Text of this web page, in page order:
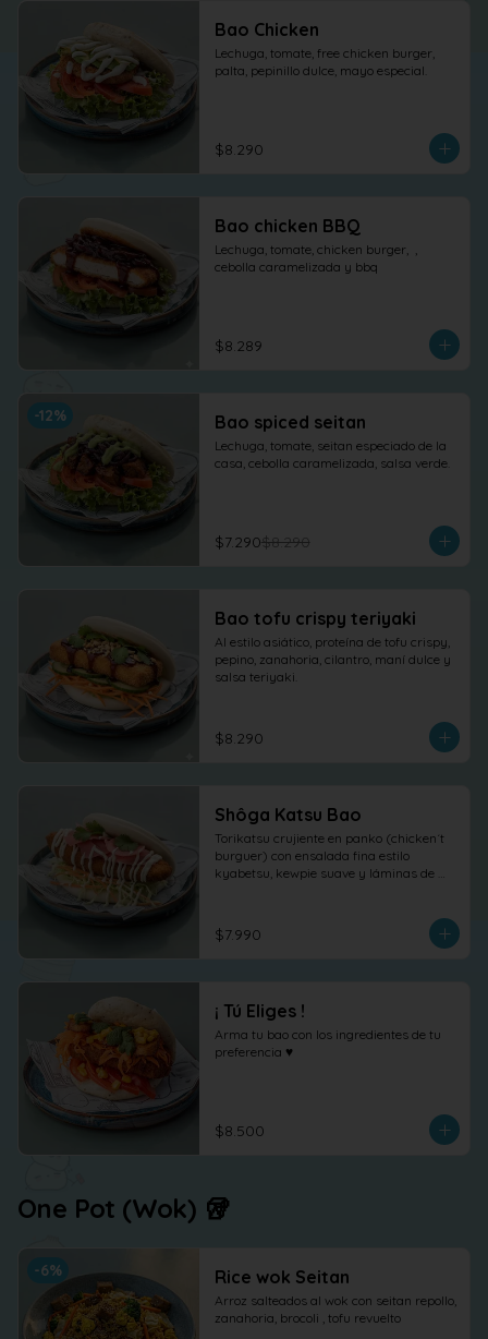
Bao Chicken
Lechuga, tomate, free chicken burger,
palta, pepinillo dulce, mayo especial.
$8.290
Bao chicken BBQ
Lechuga, tomate, chicken burger,  ,
cebolla caramelizada y bbq
$8.289
-12% Bao spiced seitan
Lechuga, tomate, seitan especiado de la
casa, cebolla caramelizada, salsa verde.
$7.290$8.290
Bao tofu crispy teriyaki
Al estilo asiático, proteína de tofu crispy,
pepino, zanahoria, cilantro, maní dulce y
salsa teriyaki.
$8.290
Shôga Katsu Bao
Torikatsu crujiente en panko (chicken´t
burguer) con ensalada fina estilo
kyabetsu, kewpie suave y láminas de
cilantro fresco.
$7.990
¡ Tú Eliges !
Arma tu bao con los ingredientes de tu
preferencia ♥
$8.500
One Pot (Wok) 🥡
-6% Rice wok Seitan
Arroz salteados al wok con seitan repollo,
zanahoria, brocoli , tofu revuelto